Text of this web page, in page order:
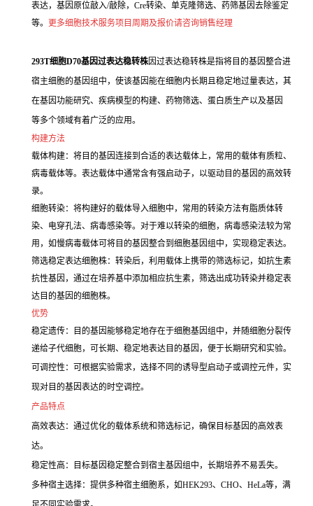
表达，基因原位敲入/敲除，Cre转染、单克隆筛选、药筛基因去除鉴定
等。 更多细胞技术服务项目周期及报价请咨询销售经理
293T细胞D70基因过表达稳转株因过表达稳转株是指将目的基因整合进
宿主细胞的基因组中，使该基因能在细胞内长期且稳定地过量表达，其
在基因功能研究、疾病模型的构建、药物筛选、蛋白质生产以及基因
等多个领域有着广泛的应用。
构建方法
载体构建：将目的基因连接到合适的表达载体上，常用的载体有质粒、
病毒载体等。表达载体中通常含有强启动子，以驱动目的基因的高效转
录。
细胞转染：将构建好的载体导入细胞中，常用的转染方法有脂质体转
染、电穿孔法、病毒感染等。对于难以转染的细胞，病毒感染法较为常
用，如慢病毒载体可将目的基因整合到细胞基因组中，实现稳定表达。
筛选稳定表达细胞株：转染后，利用载体上携带的筛选标记，如抗生素
抗性基因，通过在培养基中添加相应抗生素，筛选出成功转染并稳定表
达目的基因的细胞株。
优势
稳定遗传：目的基因能够稳定地存在于细胞基因组中，并随细胞分裂传
递给子代细胞，可长期、稳定地表达目的基因，便于长期研究和实验。
可调控性：可根据实验需求，选择不同的诱导型启动子或调控元件，实
现对目的基因表达的时空调控。
产品特点
高效表达：通过优化的载体系统和筛选标记，确保目标基因的高效表
达。
稳定性高：目标基因稳定整合到宿主基因组中，长期培养不易丢失。
多种宿主选择：提供多种宿主细胞系，如HEK293、CHO、HeLa等，满